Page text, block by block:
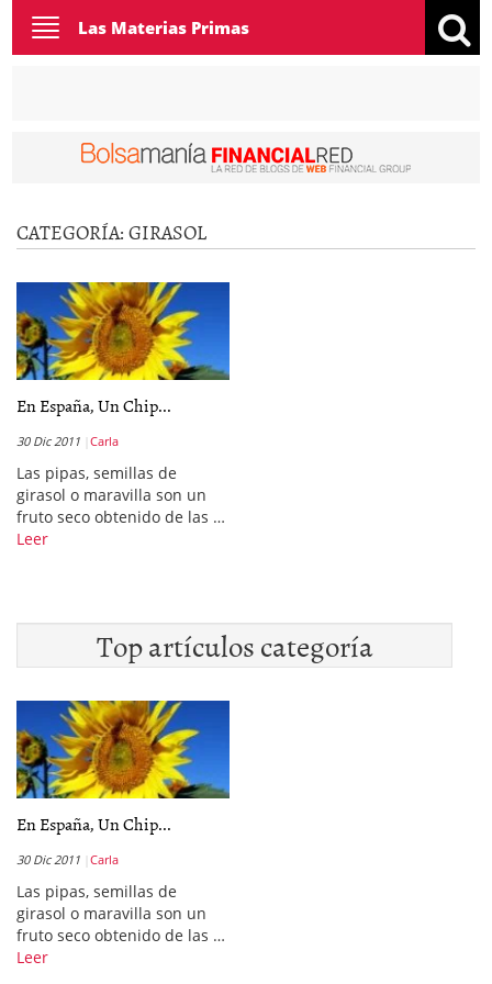
Toggle
navigation
Las Materias Primas
CATEGORÍA:GIRASOL
En España, Un Chip...
30 Dic 2011 Carla
Las pipas, semillas de
girasol o maravilla son un
fruto seco obtenido de las …
Leer
Top artículos categoría
En España, Un Chip...
30 Dic 2011 Carla
Las pipas, semillas de
girasol o maravilla son un
fruto seco obtenido de las …
Leer